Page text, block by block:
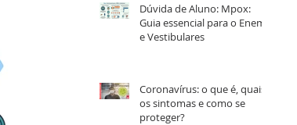
Dúvida de Aluno: Mpox:
Guia essencial para o Enem
e Vestibulares
Coronavírus: o que é, quais
os sintomas e como se
proteger?